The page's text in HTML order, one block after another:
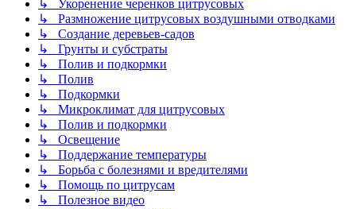
↳ Укоренение черенков цитрусовых
↳ Размножение цитрусовых воздушными отводками
↳ Создание деревьев-садов
↳ Грунты и субстраты
↳ Полив и подкормки
↳ Полив
↳ Подкормки
↳ Микроклимат для цитрусовых
↳ Полив и подкормки
↳ Освещение
↳ Поддержание температуры
↳ Борьба с болезнями и вредителями
↳ Помощь по цитрусам
↳ Полезное видео